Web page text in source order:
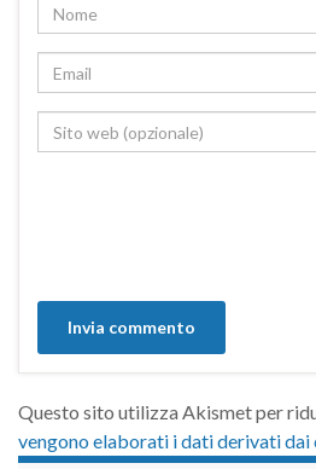
Questo sito utilizza Akismet per
vengono elaborati i dati derivati dai